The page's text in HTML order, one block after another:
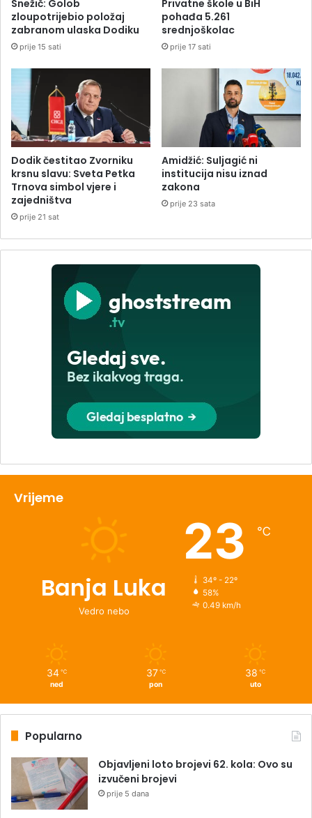
Snežič: Golob
zloupotrijebio položaj
zabranom ulaska Dodiku
prije 15 sati
Privatne škole u BiH
pohađa 5.261
srednjoškolac
prije 17 sati
Dodik čestitao Zvorniku
krsnu slavu: Sveta Petka
Trnova simbol vjere i
zajedništva
prije 21 sat
Amidžić: Suljagić ni
institucija nisu iznad
zakona
prije 23 sata
Vrijeme
Banja Luka
Vedro nebo
23 ℃
34º - 22º
58%
0.49 km/h
34 ℃
ned
37 ℃
pon
38 ℃
uto
Popularno
Objavljeni loto brojevi 62. kola: Ovo su
izvučeni brojevi
prije 5 dana